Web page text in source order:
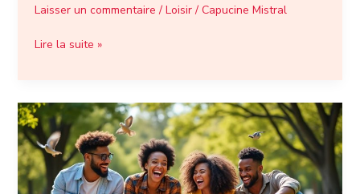
Laisser un commentaire / Loisir/ Capucine Mistral
Lire la suite »
Découvrez
les
meilleures
blagues
drôles